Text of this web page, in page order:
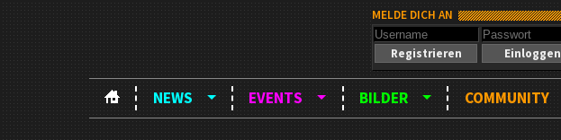
MELDE DICH AN
Registrieren Einloggen
NEWS EVENTS BILDER COMMUNITY